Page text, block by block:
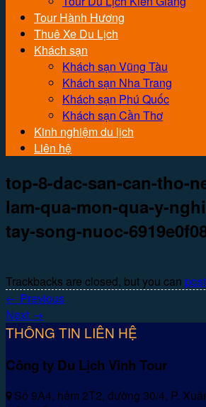
Tour Hành Hương
Thuê Xe Du Lịch
Khách sạn
Khách sạn Vũng Tàu
Khách sạn Nha Trang
Khách sạn Phú Quốc
Khách sạn Cần Thơ
Kinh nghiệm du lịch
Liên hệ
top-8-dac-san-can-tho-
lam-qua-mon-qua-y-
tay-song-nuoc-
Trackbacks are closed, but you can
← Previous
Next →
THÔNG TIN LIÊN HỆ
Công ty Du Lịch Vinh Tour
Số 9A4, hẻm 2T2, đường 30/4, P.